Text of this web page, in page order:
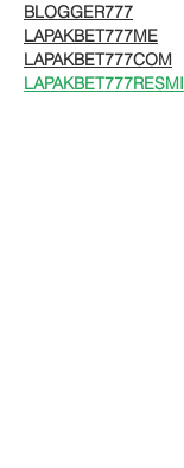
BLOGGER777
LAPAKBET777ME
LAPAKBET777COM
LAPAKBET777RESMI